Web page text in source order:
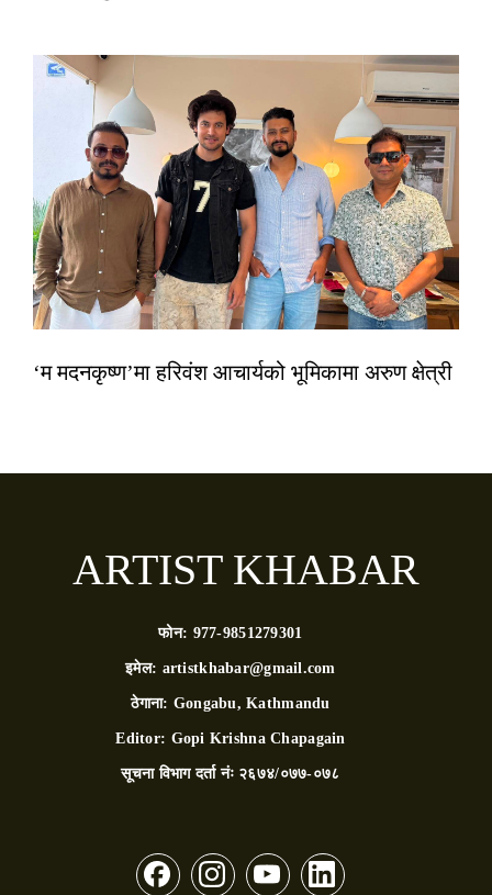
‘म मदनकृष्ण’मा हरिवंश आचार्यको भूमिकामा अरुण क्षेत्री
ARTIST KHABAR
फोन: 977-9851279301
इमेल: artistkhabar@gmail.com
ठेगाना: Gongabu, Kathmandu
Editor: Gopi Krishna Chapagain
सूचना विभाग दर्ता नंः २६७४/०७७-०७८